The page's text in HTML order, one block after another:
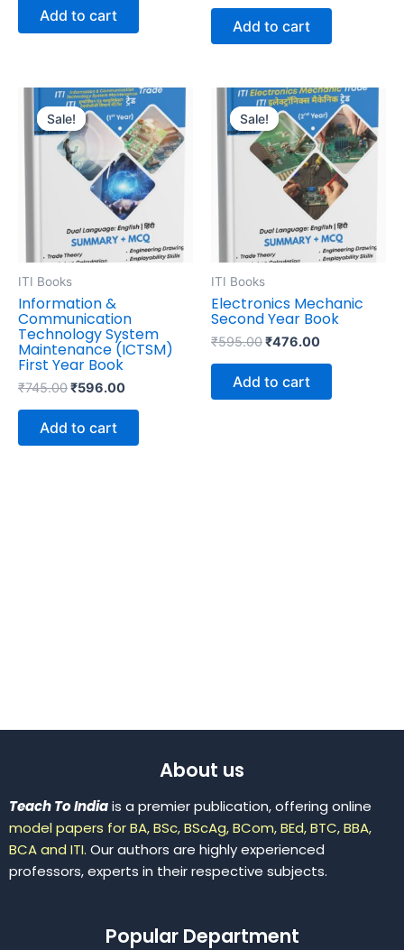
Add to cart
Add to cart
Sale!
Sale!
ITI Books
Information &
Communication
Technology System
Maintenance (ICTSM)
First Year Book
₹745.00
Original
price
was:
₹745.00.
₹596.00
Current
price
is:
₹596.00.
Add to cart
Sale!
Sale!
ITI Books
Electronics Mechanic
Second Year Book
₹595.00
Original
price
was:
₹595.00.
₹476.00
Current
price
is:
₹476.00.
Add to cart
About us
Teach To Indiais a premier publication, offering online
model papers for BA, BSc, BScAg, BCom, BEd, BTC, BBA,
BCA and ITI. Our authors are highly experienced
professors, experts in their respective subjects.
Popular Department